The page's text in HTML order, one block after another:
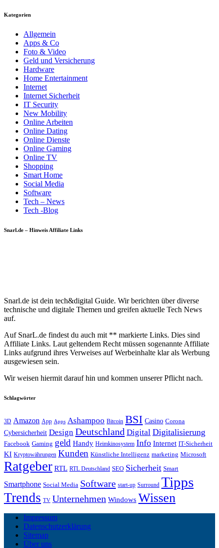
Kategorien
Allgemein
Apps & Co
Foto & Video
Geld und Versicherung
Hardware
Home Entertainment
Internet
Internet Sicherheit
IT Security
New Mobility
Online Arbeiten
Online Dating
Online Dienste
Online Gaming
Online TV
Shopping
Smart Home
Social Media
Software
Tech – News
Tech -Blog
Snarl.de – Hinweis Affiliate Links
Snarl.de ist dein tech&digital Guide. Wir berichten über diverse
technische und digitale Themen und greifen aktuelle Tech News
auf.
Auf SnarL.de findest du auch mit ** markierte Links. Dies sind
Affiliate Links. Laut geltendem Recht müssen sogenannte Affiliate
Links aufgrund ihres Verweises auf Werbeinhalte klar als Werbung
ausgewiesen sein.
Wir weisen hiermit darauf hin und kommen unserer Pflicht nach.
Schlagwörter
3D Amazon App Apps Ashampoo Bitcoin BSI Casino Corona
Cybersicherheit Design Deutschland Digital Digitalisierung
Facebook Gaming geld Handy Heimkinosystem Info Internet IT-Sicherheit
KI Kryptowährungen Kunden Künstliche Intelligenz marketing Microsoft
Ratgeber RTL RTL Deutschland SEO Sicherheit Smart
Smartphone Social Media Software start-up Surround Tipps
Trends TV Unternehmen Windows Wissen
Impressum
Datenschutzerklärung
Sitemap
Über uns